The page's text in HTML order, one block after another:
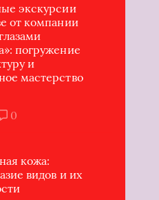
экскурсии
от компании
погружение
и
мастерство
0
кожа:
видов и их